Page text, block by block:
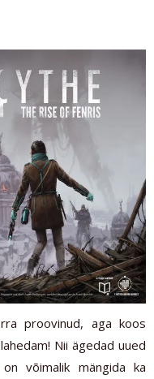
proovinud, aga koos
Nii ägedad uued
võimalik mängida ka